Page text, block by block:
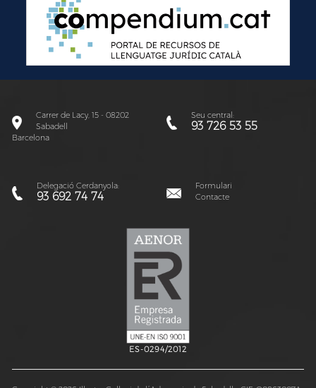
Carrer de Lacy, 15 - 08202
Sabadell
Barcelona
Seu central:
93 726 53 55
Delegació Cerdanyola:
93 692 74 74
Formulari
Contacte
ES-0294/2012